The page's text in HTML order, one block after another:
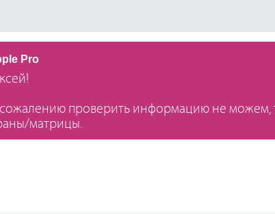
Pro
проверить информацию не можем,
матрицы.